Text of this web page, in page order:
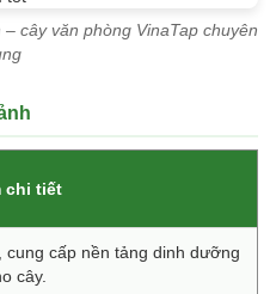
cây văn phòng VinaTap chuyên
chi tiết
cung cấp nền tảng dinh dưỡng
cây.